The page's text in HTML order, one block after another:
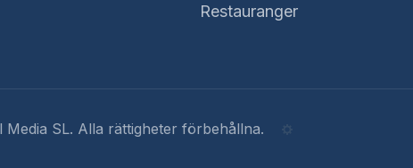
Restauranger
SL. Alla rättigheter förbehållna.